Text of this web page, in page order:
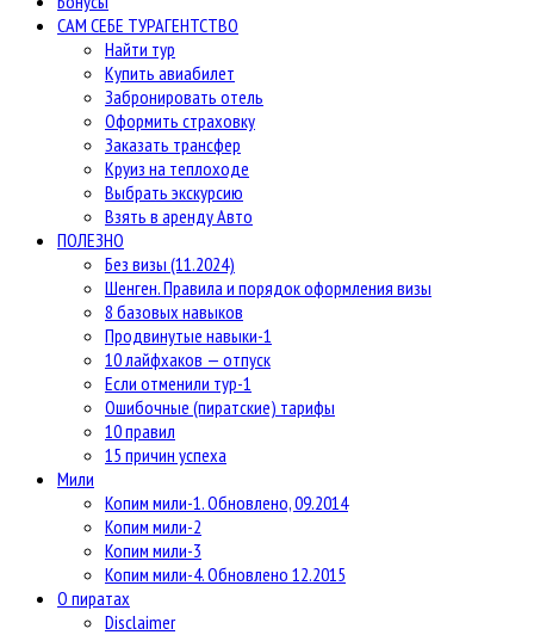
САМ СЕБЕ ТУРАГЕНТСТВО
Найти тур
Купить авиабилет
Забронировать отель
Оформить страховку
Заказать трансфер
Круиз на теплоходе
Выбрать экскурсию
Взять в аренду Авто
ПОЛЕЗНО
Без визы (11.2024)
Шенген. Правила и порядок оформления визы
8 базовых навыков
Продвинутые навыки-1
10 лайфхаков — отпуск
Если отменили тур-1
Ошибочные (пиратские) тарифы
10 правил
15 причин успеха
Мили
Копим мили-1. Обновлено, 09.2014
Копим мили-2
Копим мили-3
Копим мили-4. Обновлено 12.2015
О пиратах
Disclaimer